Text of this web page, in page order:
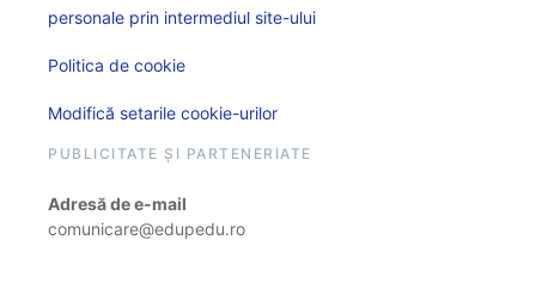
personale prin intermediul site-ului
Politica de cookie
Modifică setarile cookie-urilor
PUBLICITATE ȘI PARTENERIATE
Adresă de e-mail
comunicare@edupedu.ro